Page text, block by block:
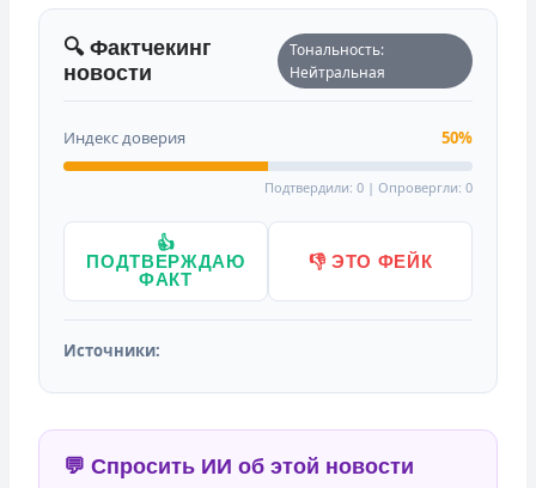
🔍 Фактчекинг
новости
Тональность:
Нейтральная
Индекс доверия 50%
Подтвердили: 0 | Опровергли: 0
👍
ПОДТВЕРЖДАЮ
ФАКТ
👎 ЭТО ФЕЙК
Источники:
💬 Спросить ИИ об этой новости